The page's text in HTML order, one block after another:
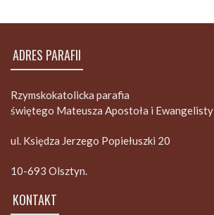
ADRES PARAFII
Rzymskokatolicka parafia
świętego Mateusza Apostoła i Ewangelisty
ul. Księdza Jerzego Popiełuszki 20
10-693 Olsztyn.
KONTAKT